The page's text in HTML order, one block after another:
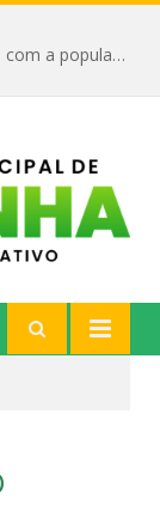
Um símbolo do mandato e do compromisso com a população